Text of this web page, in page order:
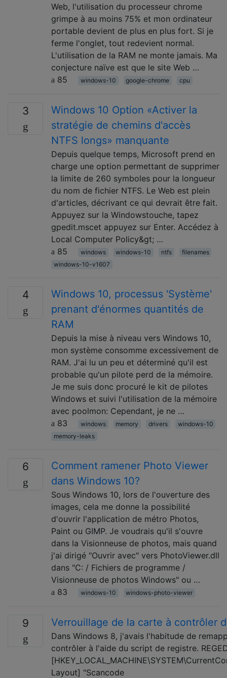
Web, l'utilisation du processeur chrome
grimpe à au moins 75% et mon ordinateur
portable devient de plus en plus fort. Si je
ferme l'onglet, tout redevient normal.
L'utilisation de la RAM ne monte jamais. Ma
conjecture naïve est que le site Web …
85
windows-10 google-chrome cpu
3
Windows 10 Option «Activer la
stratégie de chemins d'accès
NTFS longs» manquante
Depuis quelque temps, Microsoft prend en
charge une option permettant de supprimer
la limite de 260 symboles pour la longueur
du nom de fichier NTFS. Le Web est plein
d'articles, décrivant ce qui devrait être fait.
Appuyez sur la Windowstouche, tapez
gpedit.mscet appuyez sur Enter. Accédez à
Local Computer Policy&gt; …
85
windows windows-10 ntfs
filenames
windows-10-v1607
4
Windows 10, processus 'Système'
prenant d'énormes quantités de
RAM
Depuis la mise à niveau vers Windows 10,
mon système consomme excessivement de
RAM. J'ai lu un peu et déterminé qu'il est
probable qu'un pilote perd de la mémoire.
Je me suis donc procuré le kit de pilotes
Windows et suivi l'utilisation de la mémoire
avec poolmon: Cependant, je ne …
83
windows memory drivers
windows-10
memory-leaks
6
Comment ramener Photo Viewer
dans Windows 10?
Sous Windows 10, lors de l'ouverture des
images, cela me donne la possibilité
d'ouvrir l'application de métro Photos,
Paint ou GIMP. Je voudrais qu'il s'ouvre
dans la Visionneuse de photos, mais quand
j'ai dirigé "Ouvrir avec" vers PhotoViewer.dll
dans "C: / Fichiers de programme /
Visionneuse de photos Windows" ou …
83
windows-10 windows-photo-viewer
9 Verrouillage de la carte à contrôler
Dans Windows 8, j'avais l'habitude de
contrôler à l'aide du script de registre.
Layout] "Scancode